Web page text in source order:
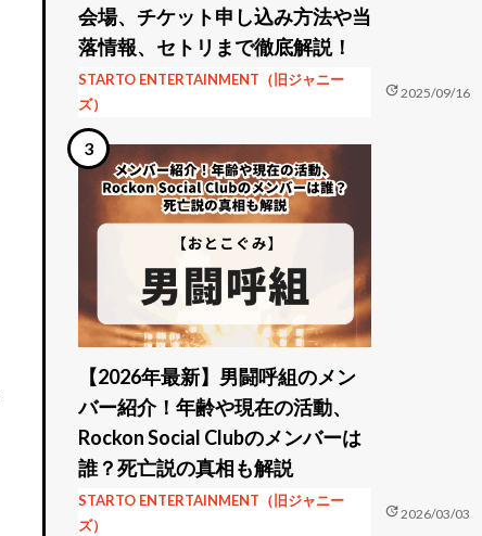
会場、チケット申し込み方法や当
落情報、セトリまで徹底解説！
STARTO ENTERTAINMENT（旧ジャニー
ズ）
update2025/09/16
【2026年最新】男闘呼組のメン
バー紹介！年齢や現在の活動、
Rockon Social Clubのメンバーは
誰？死亡説の真相も解説
STARTO ENTERTAINMENT（旧ジャニー
ズ）
update2026/03/03